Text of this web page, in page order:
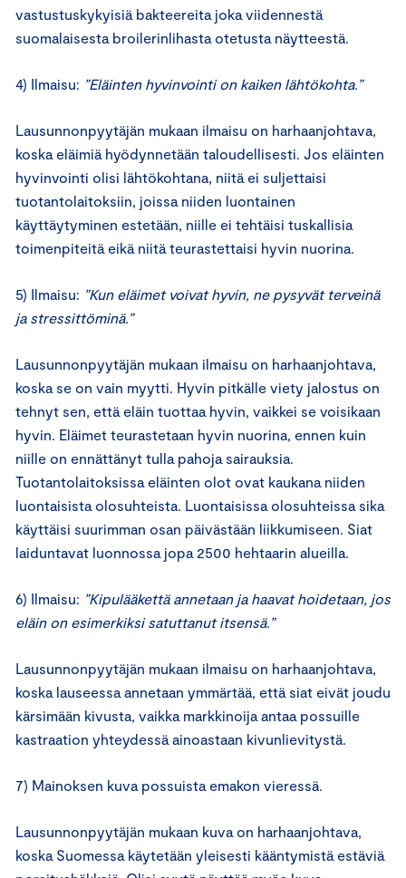
vastustuskykyisiä bakteereita joka viidennestä
suomalaisesta broilerinlihasta otetusta näytteestä.
4) Ilmaisu: ”Eläinten hyvinvointi on kaiken lähtökohta.”
Lausunnonpyytäjän mukaan ilmaisu on harhaanjohtava,
koska eläimiä hyödynnetään taloudellisesti. Jos eläinten
hyvinvointi olisi lähtökohtana, niitä ei suljettaisi
tuotantolaitoksiin, joissa niiden luontainen
käyttäytyminen estetään, niille ei tehtäisi tuskallisia
toimenpiteitä eikä niitä teurastettaisi hyvin nuorina.
5) Ilmaisu: ”Kun eläimet voivat hyvin, ne pysyvät terveinä
ja stressittöminä.”
Lausunnonpyytäjän mukaan ilmaisu on harhaanjohtava,
koska se on vain myytti. Hyvin pitkälle viety jalostus on
tehnyt sen, että eläin tuottaa hyvin, vaikkei se voisikaan
hyvin. Eläimet teurastetaan hyvin nuorina, ennen kuin
niille on ennättänyt tulla pahoja sairauksia.
Tuotantolaitoksissa eläinten olot ovat kaukana niiden
luontaisista olosuhteista. Luontaisissa olosuhteissa sika
käyttäisi suurimman osan päivästään liikkumiseen. Siat
laiduntavat luonnossa jopa 2500 hehtaarin alueilla.
6) Ilmaisu: ”Kipulääkettä annetaan ja haavat hoidetaan, jos
eläin on esimerkiksi satuttanut itsensä.”
Lausunnonpyytäjän mukaan ilmaisu on harhaanjohtava,
koska lauseessa annetaan ymmärtää, että siat eivät joudu
kärsimään kivusta, vaikka markkinoija antaa possuille
kastraation yhteydessä ainoastaan kivunlievitystä.
7) Mainoksen kuva possuista emakon vieressä.
Lausunnonpyytäjän mukaan kuva on harhaanjohtava,
koska Suomessa käytetään yleisesti kääntymistä estäviä